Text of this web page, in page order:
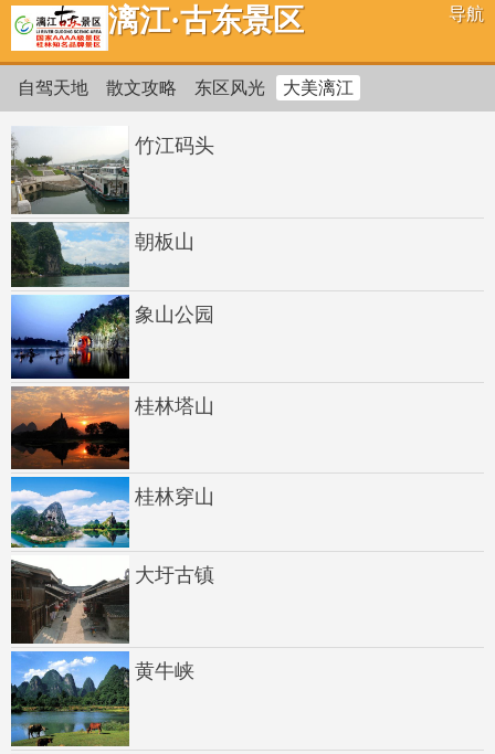
漓江·古东景区 导航
自驾天地 散文攻略 东区风光 大美漓江
竹江码头
朝板山
象山公园
桂林塔山
桂林穿山
大圩古镇
黄牛峡